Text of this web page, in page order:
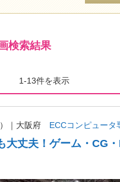
検索結果
1-13件を表示
｜大阪府 ECCコンピュータ
大丈夫！ゲーム・CG